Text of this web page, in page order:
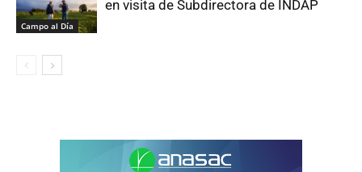
Campo al Día
en visita de Subdirectora de INDAP